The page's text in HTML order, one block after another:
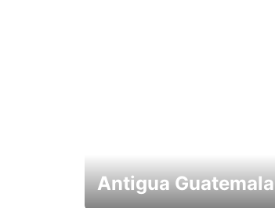
Antigua Guatemala